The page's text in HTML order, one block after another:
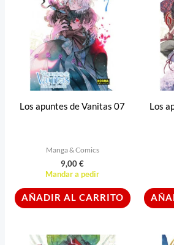
Los apuntes de Vanitas 07
Manga & Comics
9,00€
Mandar a pedir
AÑADIR AL CARRITO
Los